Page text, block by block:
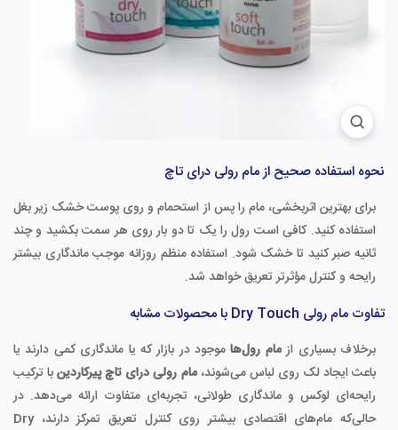
نحوه استفاده صحیح از مام رولی درای تاچ
برای بهترین اثربخشی، مام را پس از استحمام و روی پوست خشک زیر بغل
استفاده کنید. کافی است رول را یک تا دو بار روی هر سمت بکشید و چند
ثانیه صبر کنید تا خشک شود. استفاده منظم روزانه موجب ماندگاری بیشتر
رایحه و کنترل مؤثرتر تعریق خواهد شد.
تفاوت مام رولی Dry Touch با محصولات مشابه
برخلاف بسیاری ازمام رول‌هاموجود در بازار که یا ماندگاری کمی دارند یا
باعث ایجاد لک روی لباس می‌شوند،مام رولی درای تاچ پیرکاردینبا ترکیب
رایحه‌ای لوکس و ماندگاری طولانی، تجربه‌ای متفاوت ارائه می‌دهد. در
حالی‌که مام‌های اقتصادی بیشتر روی کنترل تعریق تمرکز دارند، Dry